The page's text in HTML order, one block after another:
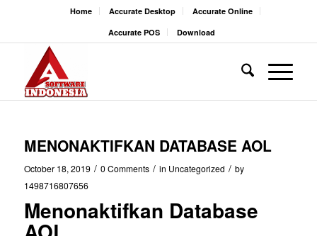
Home Accurate Desktop
Accurate Online
Accurate POS
Download
MENONAKTIFKAN DATABASE AOL
October 18, 2019 / 0 Comments / in Uncategorized / by
1498716807656
Menonaktifkan Database